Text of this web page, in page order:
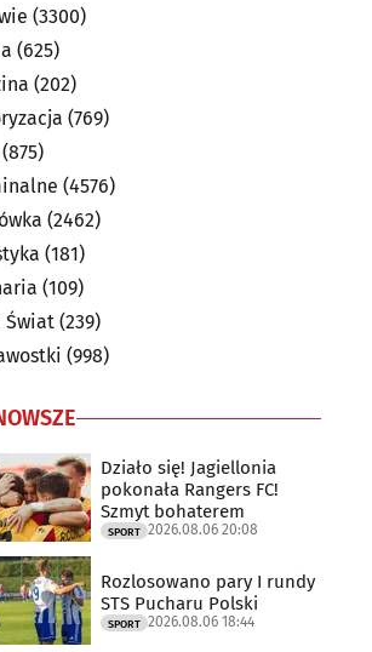
(3300)
(625)
(202)
(769)
(875)
(4576)
(2462)
(181)
(109)
Świat (239)
(998)
Działo się! Jagiellonia
pokonała Rangers FC!
Szmyt bohaterem
SPORT 2026.08.06 20:08
Rozlosowano pary I rundy
STS Pucharu Polski
SPORT 2026.08.06 18:44